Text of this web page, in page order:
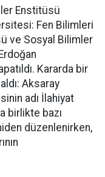
Enstitüsü
Fen Bilimleri
ve Sosyal Bilimler
Kararda bir
Aksaray
adı İlahiyat
birlikte bazı
düzenlenirken,